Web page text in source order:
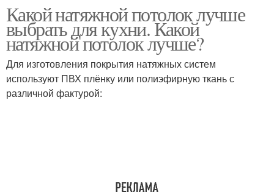
Потолок для кухни Потолки на кухне
Кухни в частном доме Отделки для кухни
Какой натяжной потолок лучше
выбрать для кухни. Какой
натяжной потолок лучше?
Для изготовления покрытия натяжных систем
используют ПВХ плёнку или полиэфирную ткань с
различной фактурой: